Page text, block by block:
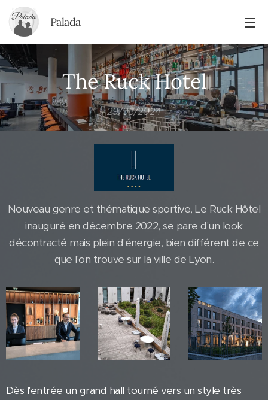
Palada
The Ruck Hotel
29/03/2024
Nouveau genre et thématique sportive, Le Ruck Hôtel
inauguré en décembre 2022, se pare d'un look
décontracté mais plein d'énergie, bien différent de ce
que l'on trouve sur la ville de Lyon.
Dès l'entrée un grand hall tourné vers un style très